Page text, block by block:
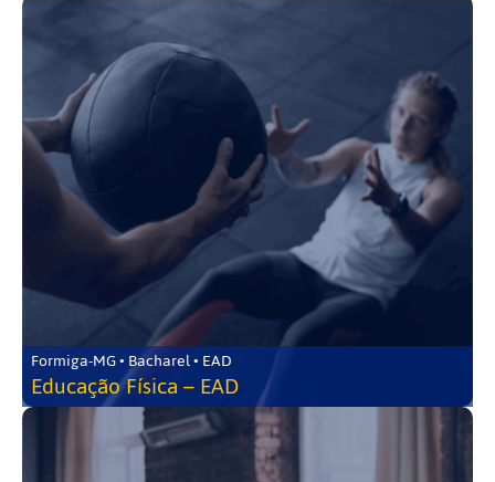
Formiga-MG • Bacharel • EAD
Educação Física – EAD